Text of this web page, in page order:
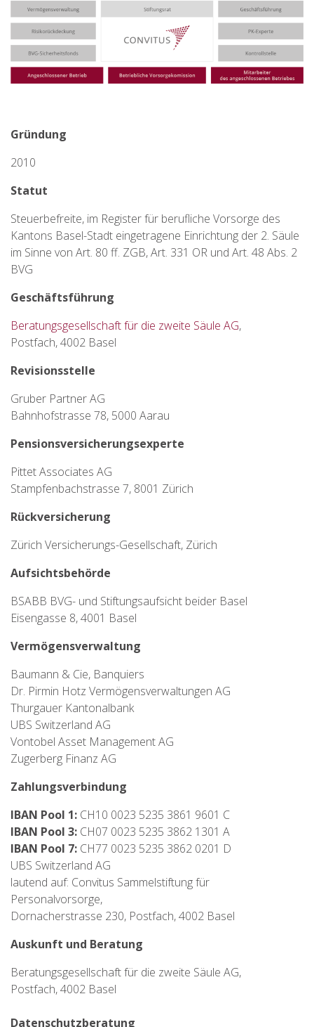
Gründung
2010
Statut
Steuerbefreite, im Register für berufliche Vorsorge des
Kantons Basel-Stadt eingetragene Einrichtung der 2. Säule
im Sinne von Art. 80 ff. ZGB, Art. 331 OR und Art. 48 Abs. 2
BVG
Geschäftsführung
Beratungsgesellschaft für die zweite Säule AG,
Postfach, 4002 Basel
Revisionsstelle
Gruber Partner AG
Bahnhofstrasse 78, 5000 Aarau
Pensionsversicherungsexperte
Pittet Associates AG
Stampfenbachstrasse 7, 8001 Zürich
Rückversicherung
Zürich Versicherungs-Gesellschaft, Zürich
Aufsichtsbehörde
BSABB BVG- und Stiftungsaufsicht beider Basel
Eisengasse 8, 4001 Basel
Vermögensverwaltung
Baumann & Cie, Banquiers
Dr. Pirmin Hotz Vermögensverwaltungen AG
Thurgauer Kantonalbank
UBS Switzerland AG
Vontobel Asset Management AG
Zugerberg Finanz AG
Zahlungsverbindung
IBAN Pool 1: CH10 0023 5235 3861 9601 C
IBAN Pool 3: CH07 0023 5235 3862 1301 A
IBAN Pool 7: CH77 0023 5235 3862 0201 D
UBS Switzerland AG
lautend auf: Convitus Sammelstiftung für
Personalvorsorge,
Dornacherstrasse 230, Postfach, 4002 Basel
Auskunft und Beratung
Beratungsgesellschaft für die zweite Säule AG,
Postfach, 4002 Basel
Datenschutzberatung